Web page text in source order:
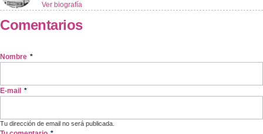
Ver biografía
Comentarios
Nombre *
E-mail *
Tu dirección de email no será publicada.